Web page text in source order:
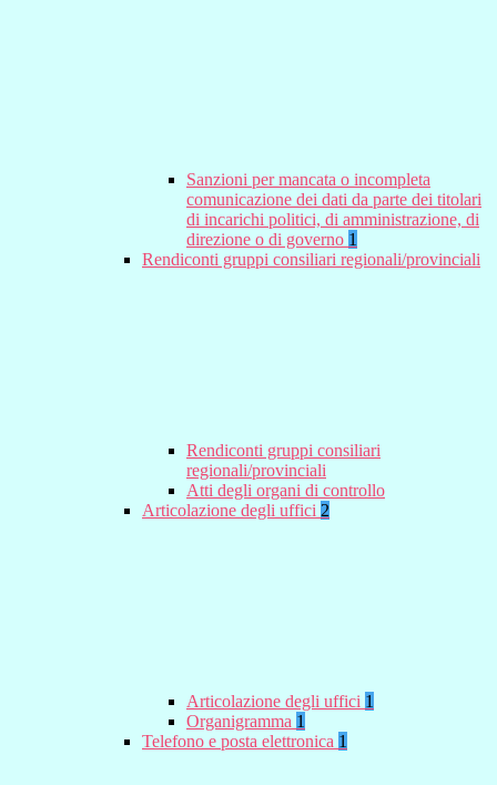
Sanzioni per mancata o incompleta
comunicazione dei dati da parte dei titolari
di incarichi politici, di amministrazione, di
direzione o di governo 1
Rendiconti gruppi consiliari regionali/provinciali
Rendiconti gruppi consiliari
regionali/provinciali
Atti degli organi di controllo
Articolazione degli uffici 2
Articolazione degli uffici 1
Organigramma 1
Telefono e posta elettronica 1